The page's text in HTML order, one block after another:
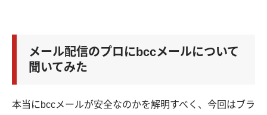
メール配信のプロにbccメールについて
聞いてみた
本当にbccメールが安全なのかを解明すべく、今回はブラ